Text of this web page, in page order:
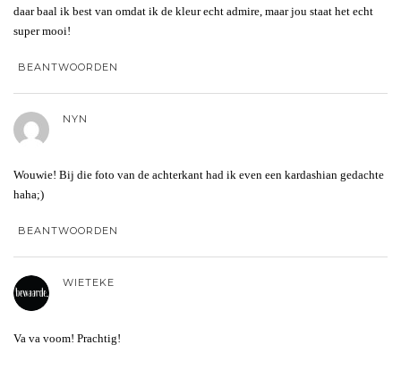
daar baal ik best van omdat ik de kleur echt admire, maar jou staat het echt
super mooi!
BEANTWOORDEN
NYN
Wouwie! Bij die foto van de achterkant had ik even een kardashian gedachte
haha;)
BEANTWOORDEN
WIETEKE
Va va voom! Prachtig!